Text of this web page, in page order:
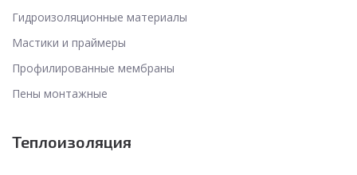
Гидроизоляционные материалы
Мастики и праймеры
Профилированные мембраны
Пены монтажные
Теплоизоляция